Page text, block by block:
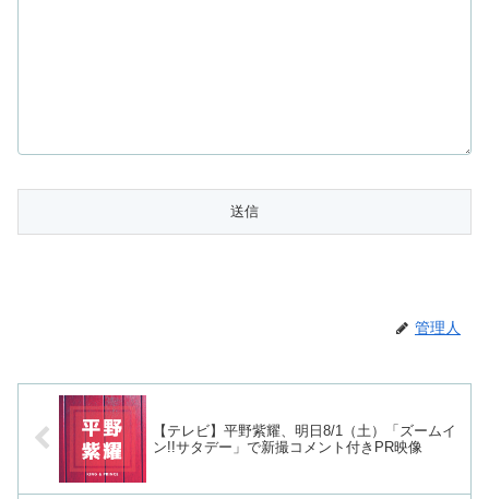
管理人
【テレビ】平野紫耀、明日8/1（土）「ズームイ
ン!!サタデー」で新撮コメント付きPR映像